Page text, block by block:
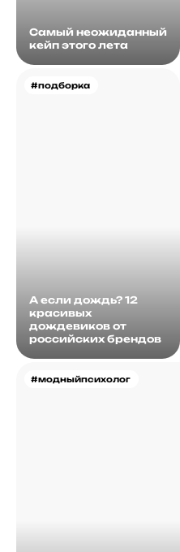
Самый неожиданный
кейп этого лета
#подборка
А если дождь? 12
красивых
дождевиков от
российских брендов
#модныйпсихолог